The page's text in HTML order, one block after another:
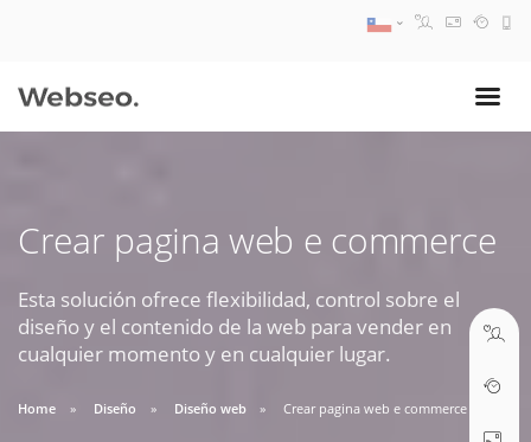
Crear pagina web e commerce
Esta solución ofrece flexibilidad, control sobre el
diseño y el contenido de la web para vender en
cualquier momento y en cualquier lugar.
Home Diseño Diseño web Crear pagina web e commerce
09:30 AM A 18:30 PM
soporte@webseo.cl
ABRIR TICKET